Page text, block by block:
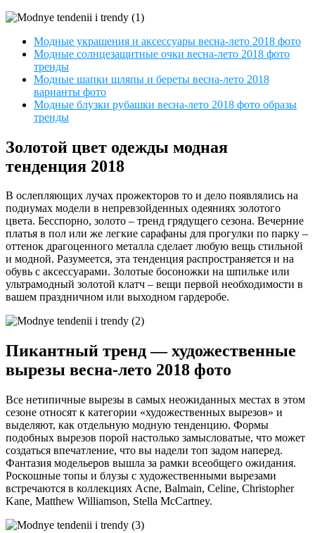
Модные украшения и аксессуары весна-лето 2018 фото
Модные солнцезащитные очки весна-лето 2018 фото
тренды
Модные шапки шляпы и береты весна-лето 2018
варианты фото
Модные блузки рубашки весна-лето 2018 фото образы
тренды
Золотой цвет одежды модная
тенденция 2018
В ослепляющих лучах прожекторов то и дело появлялись на
подиумах модели в непревзойденных одеяниях золотого
цвета. Бесспорно, золото – тренд грядущего сезона. Вечерние
платья в пол или же легкие сарафаны для прогулки по парку –
оттенок драгоценного металла сделает любую вещь стильной
и модной. Разумеется, эта тенденция распространяется и на
обувь с аксессуарами. Золотые босоножки на шпильке или
ультрамодный золотой клатч – вещи первой необходимости в
вашем праздничном или выходном гардеробе.
Пикантный тренд — художественные
вырезы весна-лето 2018 фото
Все нетипичные вырезы в самых неожиданных местах в этом
сезоне относят к категории «художественных вырезов» и
выделяют, как отдельную модную тенденцию. Формы
подобных вырезов порой настолько замысловатые, что может
создаться впечатление, что вы надели топ задом наперед.
Фантазия модельеров вышла за рамки всеобщего ожидания.
Роскошные топы и блузы с художественными вырезами
встречаются в коллекциях Acne, Balmain, Celine, Christopher
Kane, Matthew Williamson, Stella McCartney.